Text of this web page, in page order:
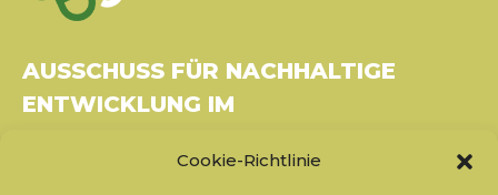
Cookie-Richtlinie
AUSSCHUSS FÜR NACHHALTIGE
ENTWICKLUNG IM